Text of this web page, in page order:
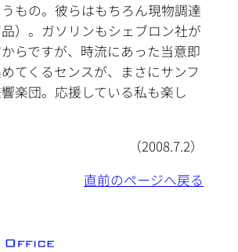
もの。彼らはもちろん現物調達
品）。ガソリンもシェブロン社が
らですが、時流にあった当意即
てくるセンスが、まさにサンフ
楽団。応援している私も楽し
（2008.7.2）
直前のページへ戻る